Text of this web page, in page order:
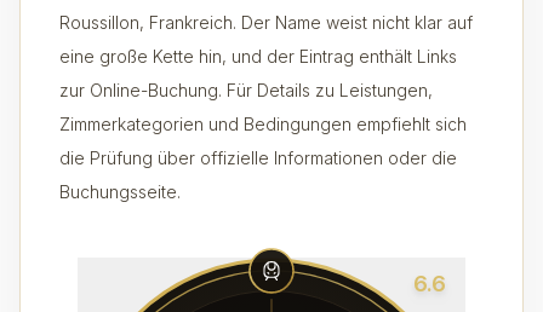
Roussillon, Frankreich. Der Name weist nicht klar auf
eine große Kette hin, und der Eintrag enthält Links
zur Online-Buchung. Für Details zu Leistungen,
Zimmerkategorien und Bedingungen empfiehlt sich
die Prüfung über offizielle Informationen oder die
Buchungsseite.
6.6